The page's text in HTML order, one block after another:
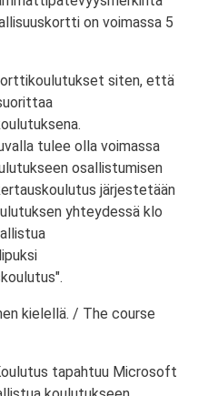
on voimassa 5
siten, että
tulee olla voimassa
osallistumisen
järjestetään
yhteydessä klo
kielellä. / The course
tapahtuu Microsoft